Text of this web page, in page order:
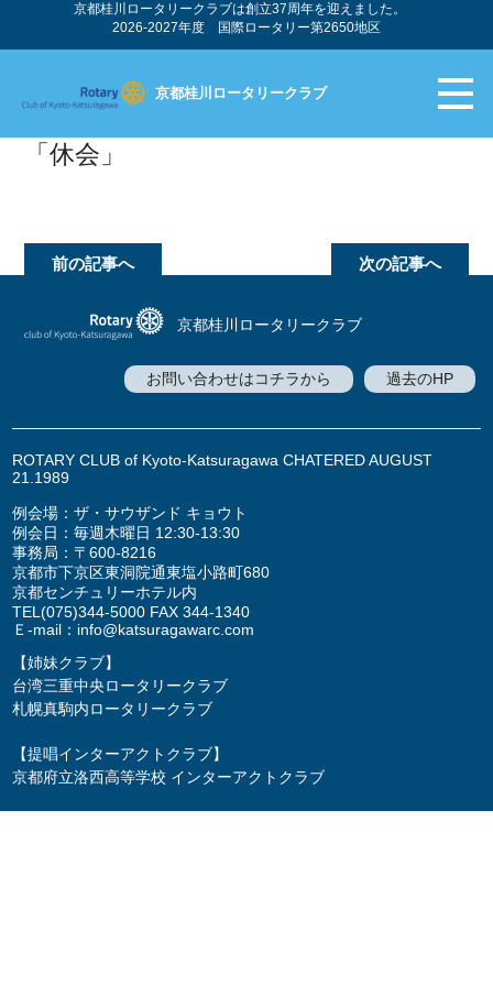
京都桂川ロータリークラブは創立37周年を迎えました。
2026-2027年度 国際ロータリー第2650地区
京都桂川ロータリークラブ
「休会」
前の記事へ 次の記事へ
京都桂川ロータリークラブ
過去のHP
お問い合わせはコチラから
ROTARY CLUB of Kyoto-Katsuragawa CHATERED AUGUST
21.1989
例会場：ザ・サウザンド キョウト
例会日：毎週木曜日 12:30-13:30
事務局：〒600-8216
京都市下京区東洞院通東塩小路町680
京都センチュリーホテル内
TEL(075)344-5000 FAX 344-1340
Ｅ-mail： info@katsuragawarc.com
【姉妹クラブ】
台湾三重中央ロータリークラブ
札幌真駒内ロータリークラブ
【提唱インターアクトクラブ】
京都府立洛西高等学校 インターアクトクラブ